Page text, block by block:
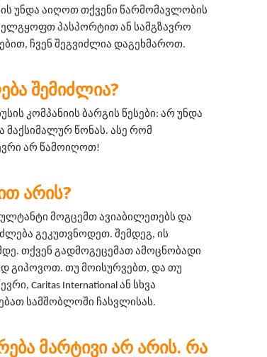
უნდა აიღოთ თქვენი წარმომავლობის
პასპორტით ან სამგზავრო
ჩვენ შეგვიძლია დაგეხმაროთ.
ᲨᲔᲛᲘᲫᲚᲘᲐ?
კომპანიის ბარგის წესები: არ უნდა
წონას. ასე რომ
არ წამოიღოთ!
ᲐᲠᲘᲡ?
მოგცემთ ავიაბილეთებს და
გეკუთვნოდეთ. შემდეგ, ის
თქვენ გადმოგეცემათ ამოცნობადი
გიპოვოთ. თუ მოისურვებთ, და თუ
Caritas International ან სხვა
სამშობლოში ჩასვლისას.
ᲛᲐᲠᲢᲘᲕᲘ ᲐᲠ ᲐᲠᲘᲡ. ᲠᲐ